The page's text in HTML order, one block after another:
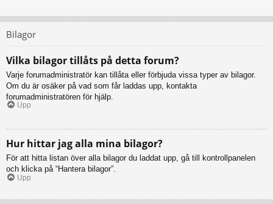
Bilagor
Vilka bilagor tillåts på detta forum?
Varje forumadministratör kan tillåta eller förbjuda vissa typer av bilagor.
Om du är osäker på vad som får laddas upp, kontakta
forumadministratören för hjälp.
Upp
Hur hittar jag alla mina bilagor?
För att hitta listan över alla bilagor du laddat upp, gå till kontrollpanelen
och klicka på “Hantera bilagor”.
Upp